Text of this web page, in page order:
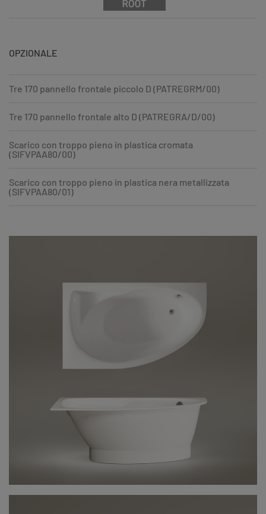
OPZIONALE
Tre 170 pannello frontale piccolo D (PATREGRM/00)
Tre 170 pannello frontale alto D (PATREGRA/D/00)
Scarico con troppo pieno in plastica cromata
(SIFVPAA80/00)
Scarico con troppo pieno in plastica nera metallizzata
(SIFVPAA80/01)